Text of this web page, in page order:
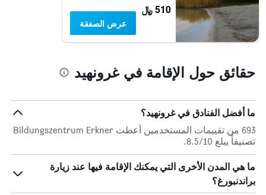
510 ﷼
عرض الصفقة
حقائق حول الإقامة في غرونهيد
ما أفضل الفنادق في غرونهيد؟
693 من تقييمات المستخدمين أعطت Bildungszentrum Erkner
تصنيفاً يبلغ 8.5/10.
ما هي المدن الأخرى التي يمكنك الإقامة فيها عند زيارة
براندنبورغ؟